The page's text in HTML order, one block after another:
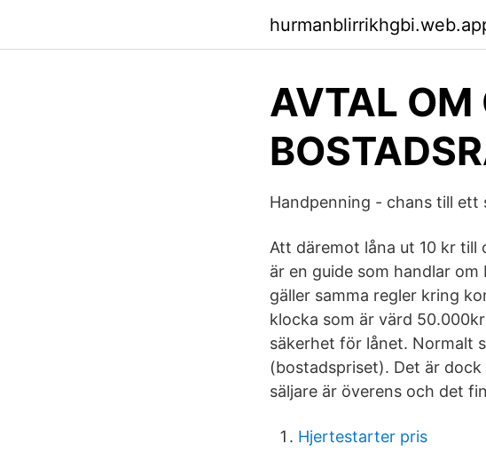
AVTAL OM
Handpenning - chans till ett
Att däremot låna ut 10 kr till
är en guide som handlar
gäller samma regler kring
klocka som är värd
säkerhet för lånet. Normalt
(bostadspriset). Det är
säljare är överens och det
Hjertestarter pris